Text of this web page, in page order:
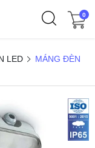
0
LED
MÁNG ĐÈN